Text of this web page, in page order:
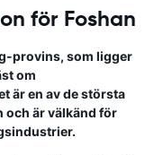
för Foshan
provins, som ligger
om
är en av de största
och är välkänd för